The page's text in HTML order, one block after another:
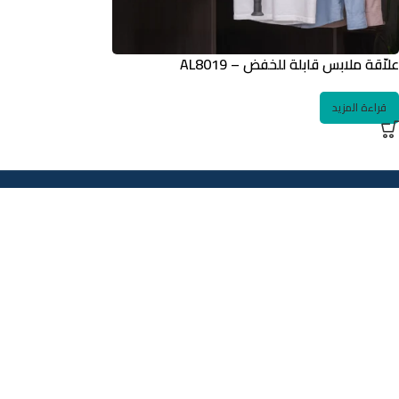
علاّقة ملابس قابلة للخفض – AL8019
قراءة المزيد